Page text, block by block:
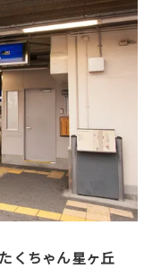
くちゃん星ヶ丘